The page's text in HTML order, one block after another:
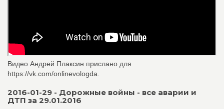
Видео Андрей Плаксин прислано для
https://vk.com/onlinevologda.
2016-01-29 - Дорожные войны - все аварии и
ДТП за 29.01.2016